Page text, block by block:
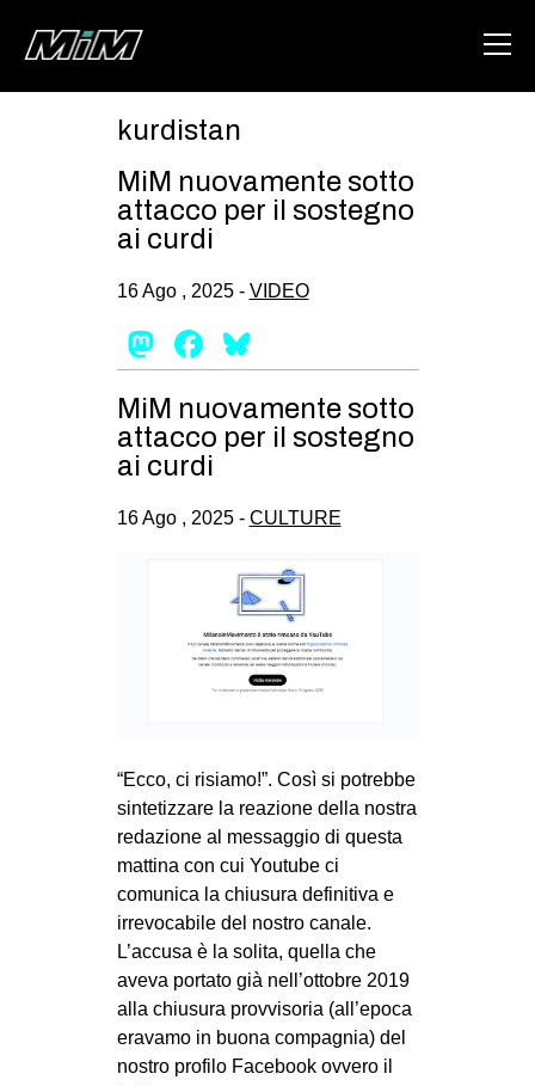
ABOUT
DEGENERAZIONE
GAZA FREESTYLE
MSM
STUDENTI TSUNAMI
MOBILITAZIONI
SPAZI
SPORT POPOLARE
ANTIFASCISMO
DIRITTO ALL’ABITARE
GENERI
MIGRAZIONI
PRECARIATO
REPRESSIONE
STUDENTI
kurdistan
MiM nuovamente sotto
attacco per il sostegno
ai curdi
16 Ago , 2025 - VIDEO
Mastodon
Facebook
MiM nuovamente sotto
attacco per il sostegno
ai curdi
16 Ago , 2025 - CULTURE
“Ecco, ci risiamo!”. Così si potrebbe
sintetizzare la reazione della nostra
redazione al messaggio di questa
mattina con cui Youtube ci
comunica la chiusura definitiva e
irrevocabile del nostro canale.
L’accusa è la solita, quella che
aveva portato già nell’ottobre 2019
alla chiusura provvisoria (all’epoca
eravamo in buona compagnia) del
nostro profilo Facebook ovvero il